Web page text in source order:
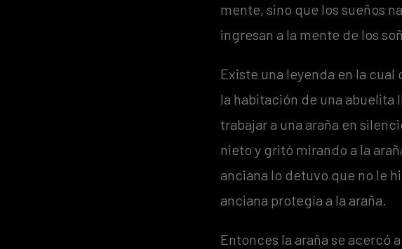
mente, sino que los sueños
ingresan a la mente de los
Existe una leyenda en la
la habitación de una abuelita
trabajar a una araña en
nieto y gritó mirando a la
anciana lo detuvo que no le
anciana protegía a la araña.
Entonces la araña se acercó